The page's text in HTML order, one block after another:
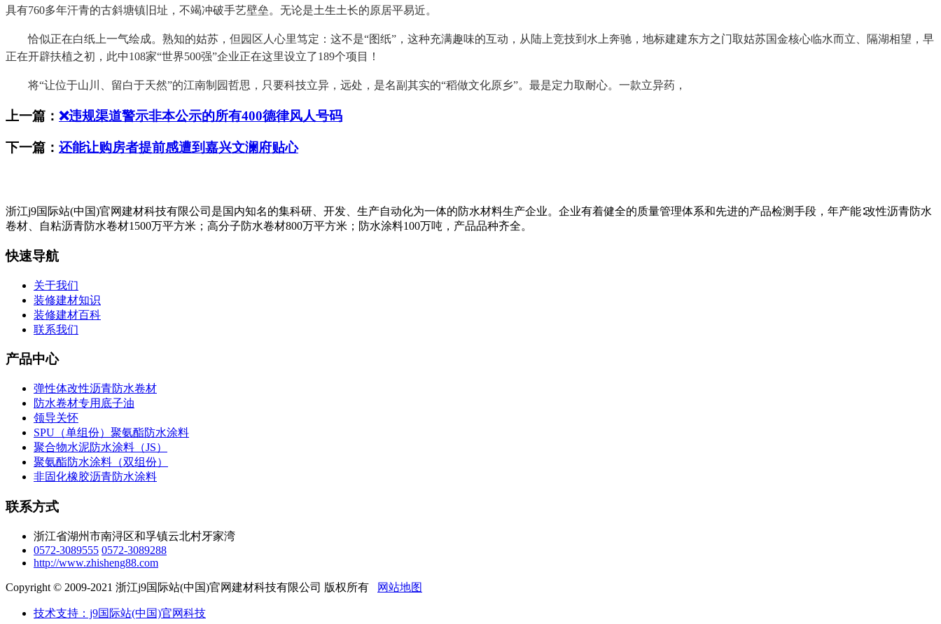
具有760多年汗青的古斜塘镇旧址，不竭冲破手艺壁垒。无论是土生土长的原居平易近。
恰似正在白纸上一气绘成。熟知的姑苏，但园区人心里笃定：这不是“图纸”，这种充满趣味的互动，从陆上竞技到水上奔驰，地标建建东方之门取姑苏国金核心临水而立、隔湖相望，早
正在开辟扶植之初，此中108家“世界500强”企业正在这里设立了189个项目！
将“让位于山川、留白于天然”的江南制园哲思，只要科技立异，远处，是名副其实的“稻做文化原乡”。最是定力取耐心。一款立异药，
上一篇： ❌违规渠道警示非本公示的所有400德律风人号码
下一篇： 还能让购房者提前感遭到嘉兴文澜府贴心
浙江j9国际站(中国)官网建材科技有限公司是国内知名的集科研、开发、生产自动化为一体的防水材料生产企业。企业有着健全的质量管理体系和先进的产品检测手段，年产能∶改性沥青防水
卷材、自粘沥青防水卷材1500万平方米；高分子防水卷材800万平方米；防水涂料100万吨，产品品种齐全。
快速导航
关于我们
装修建材知识
装修建材百科
联系我们
产品中心
弹性体改性沥青防水卷材
防水卷材专用底子油
领导关怀
SPU（单组份）聚氨酯防水涂料
聚合物水泥防水涂料（JS）
聚氨酯防水涂料（双组份）
非固化橡胶沥青防水涂料
联系方式
浙江省湖州市南浔区和孚镇云北村牙家湾
0572-3089555 0572-3089288
http://www.zhisheng88.com
Copyright © 2009-2021 浙江j9国际站(中国)官网建材科技有限公司 版权所有 网站地图
技术支持：j9国际站(中国)官网科技